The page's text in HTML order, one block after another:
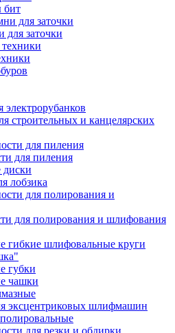
бит
для заточки
строительных и канцелярских
для пиления
лобзика
для полирования и шлифования
гибкие шлифовальные круги
губки
чашки
эксцентриковых шлифмашин